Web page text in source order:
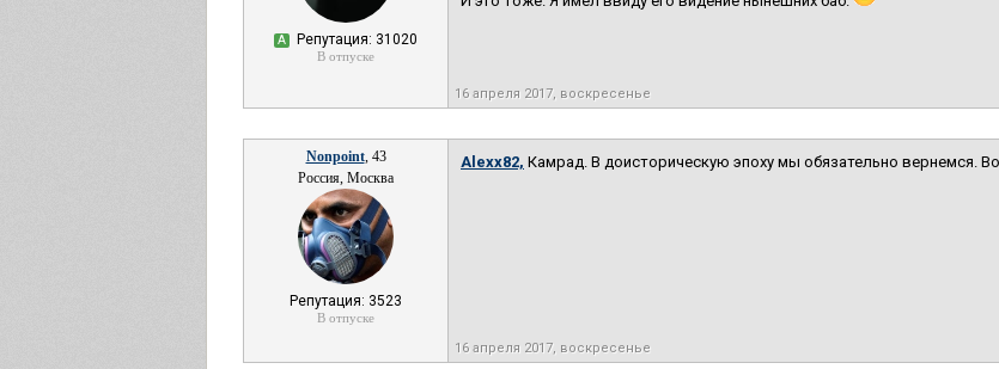
А Репутация: 31020
В отпуске
16 апреля 2017, воскресенье
Nonpoint, 43
Россия, Москва
Репутация: 3523
В отпуске
Alexx82, Камрад. В доисторическую эпоху мы обязательно вернемся.
16 апреля 2017, воскресенье